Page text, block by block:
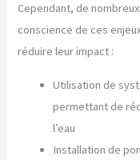
Cependant, de
conscience de ces
réduire leur impact :
Utilisation de
permettant de
l’eau
Installation de